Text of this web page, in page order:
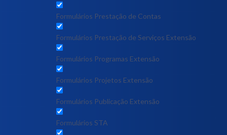
Formulários Prestação de Contas
Formulários Prestação de Serviços Extensão
Formulários Programas Extensão
Formulários Projetos Extensão
Formulários Publicação Extensão
Formulários STA